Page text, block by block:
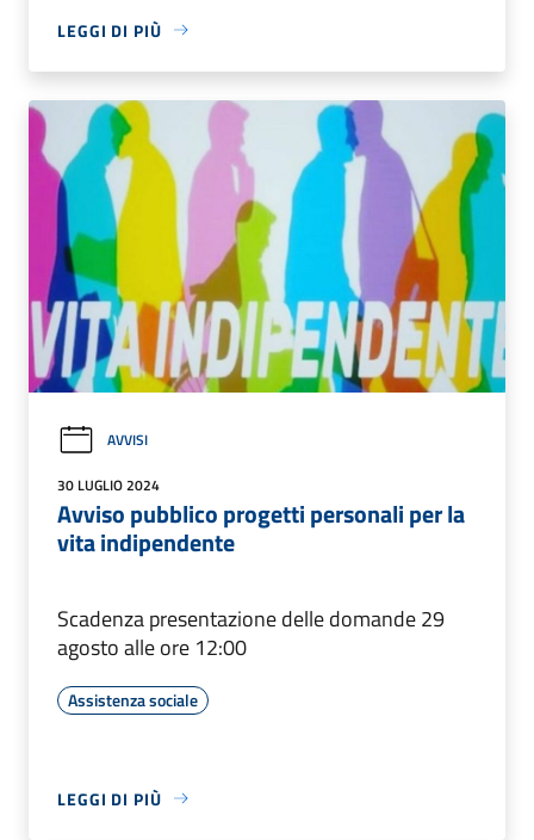
LEGGI DI PIÙ
AVVISI
30 LUGLIO 2024
Avviso pubblico progetti personali per la
vita indipendente
Scadenza presentazione delle domande 29
agosto alle ore 12:00
Assistenza sociale
LEGGI DI PIÙ